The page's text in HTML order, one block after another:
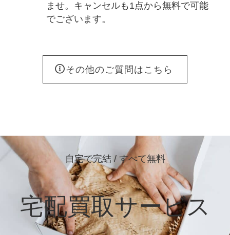
ませ。キャンセルも1点から無料で可能
でございます。
その他のご質問はこちら
自宅で完結 / すべて無料
宅配買取サービス